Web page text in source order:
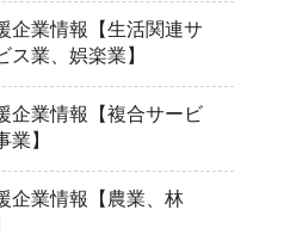
企業情報【生活関連サ
ス業、娯楽業】
企業情報【複合サービ
業】
企業情報【農業、林